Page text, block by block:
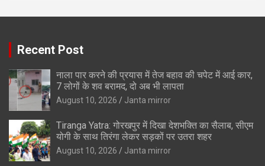
Recent Post
नाला पार करने की प्रयास में तेज बहाव की चपेट में आई कार,
7 लोगों के शव बरामद, दो अब भी लापता
August 10, 2026 Janta mirror
Tiranga Yatra: गोरखपुर में दिखा देशभक्ति का सैलाब, सीएम
योगी के साथ तिरंगा लेकर सड़कों पर उतरा शहर
August 10, 2026 Janta mirror